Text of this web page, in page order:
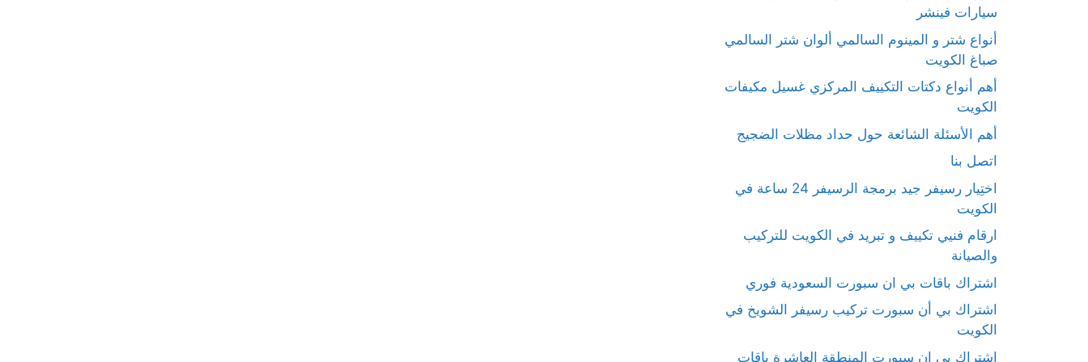
سيارات فينشر
أنواع شتر و المينوم السالمي ألوان شتر السالمي
صباغ الكويت
أهم أنواع دكتات التكييف المركزي غسيل مكيفات
الكويت
أهم الأسئلة الشائعة حول حداد مظلات الضجيج
اتصل بنا
اختِيار رسيفر جيد برمجة الرسيفر 24 ساعة في
الكويت
ارقام فنيي تكييف و تبريد في الكويت للتركيب
والصيانة
اشتراك باقات بي ان سبورت السعودية فوري
اشتراك بي أن سبورت تركيب رسيفر الشويخ في
الكويت
اشتراك بي ان سبورت المنطقة العاشرة باقات